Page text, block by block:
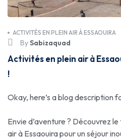
ACTIVITÉS EN PLEIN AIR À ESSAOUIRA
BySabizaquad
Activités en plein air à
!
Okay, here’s a blog description
Envie d’aventure ? Découvrez
air à Essaouira pour un séjour